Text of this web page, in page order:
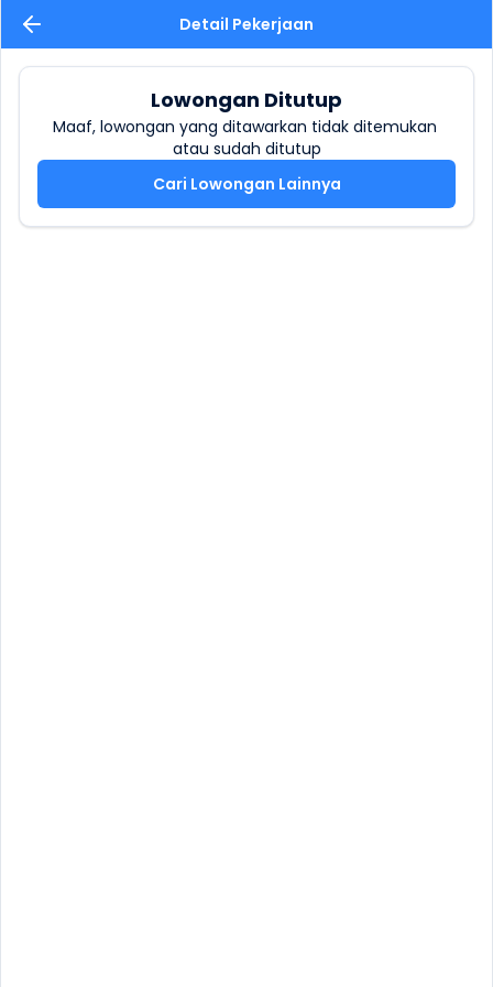
Detail Pekerjaan
Lowongan Ditutup
Maaf, lowongan yang ditawarkan tidak ditemukan
atau sudah ditutup
Cari Lowongan Lainnya